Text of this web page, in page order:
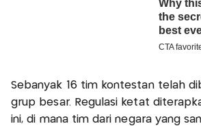
Sebanyak 16 tim kontestan telah
grup besar. Regulasi ketat
ini, di mana tim dari negara yang